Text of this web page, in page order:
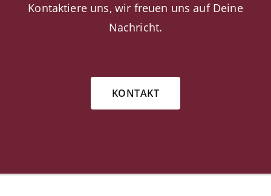
Kontaktiere uns, wir freuen uns auf Deine
Nachricht.
KONTAKT